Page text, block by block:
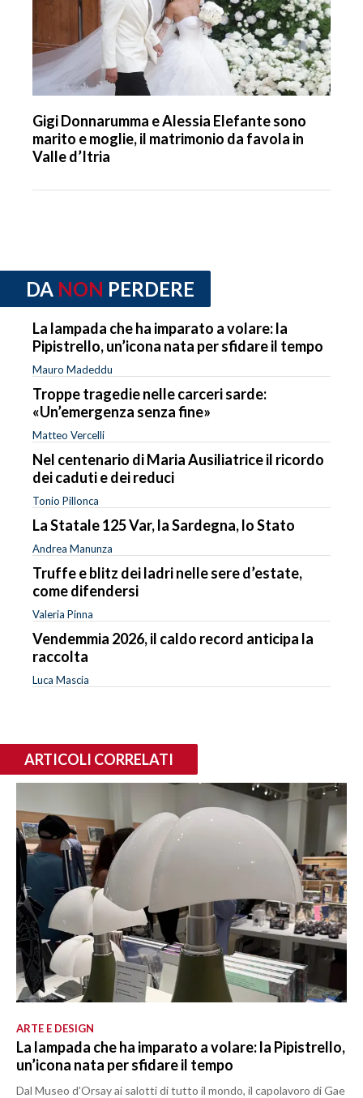
Gigi Donnarumma e Alessia Elefante sono
marito e moglie, il matrimonio da favola in
Valle d’Itria
DA NON PERDERE
La lampada che ha imparato a volare: la
Pipistrello, un’icona nata per sfidare il tempo
Mauro Madeddu
Troppe tragedie nelle carceri sarde:
«Un’emergenza senza fine»
Matteo Vercelli
Nel centenario di Maria Ausiliatrice il ricordo
dei caduti e dei reduci
Tonio Pillonca
La Statale 125 Var, la Sardegna, lo Stato
Andrea Manunza
Truffe e blitz dei ladri nelle sere d’estate,
come difendersi
Valeria Pinna
Vendemmia 2026, il caldo record anticipa la
raccolta
Luca Mascia
ARTICOLI CORRELATI
ARTE E DESIGN
La lampada che ha imparato a volare: la Pipistrello,
un’icona nata per sfidare il tempo
Dal Museo d’Orsay ai salotti di tutto il mondo, il capolavoro di Gae